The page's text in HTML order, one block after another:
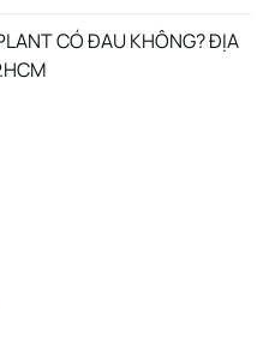
CÓ ĐAU KHÔNG? ĐỊA